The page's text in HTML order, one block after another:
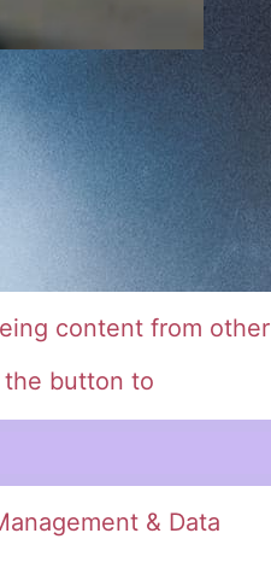
content from other
the button to
& Data